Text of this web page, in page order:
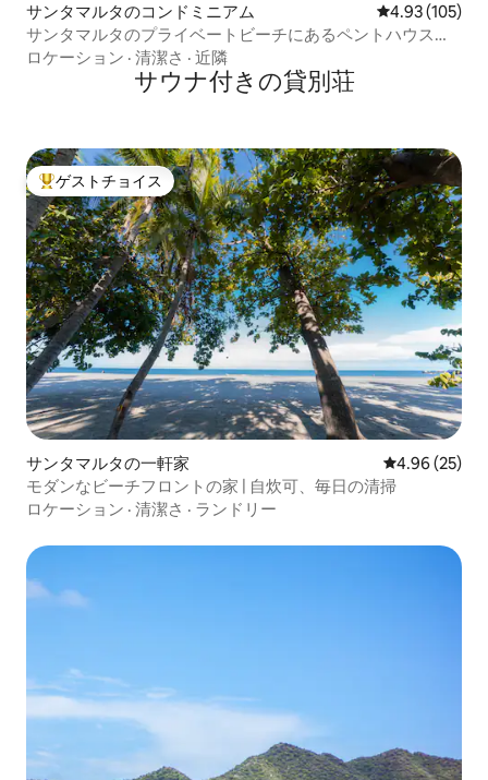
サンタマルタのコンドミニアム レビュー105
4.93 (105)
サンタマルタのプライベートビーチにあるペントハウス
Pozos Colorado
ロケーション · 清潔さ · 近隣
サウナ付きの貸別荘
大好評のゲストチョイスです。
ゲストチョイス
サンタマルタの一軒家 レビュー25
4.96 (25)
モダンなビーチフロントの家 | 自炊可、毎日の清掃
ロケーション · 清潔さ · ランドリー